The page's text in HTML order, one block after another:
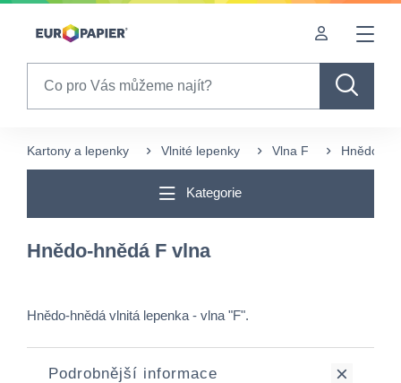
Table Of Content
Kartony a lepenky Vlnité lepenky Vlna F Hnědo-
Kategorie
Hnědo-hnědá F vlna
Hnědo-hnědá vlnitá lepenka - vlna "F".
Podrobnější informace